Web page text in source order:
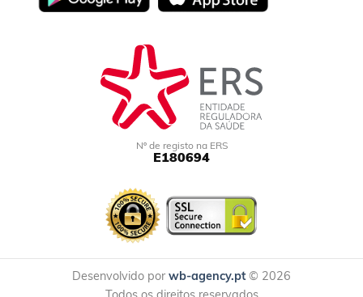
Nº de registo na ERS
E180694
Desenvolvido por wb-agency.pt© 2026